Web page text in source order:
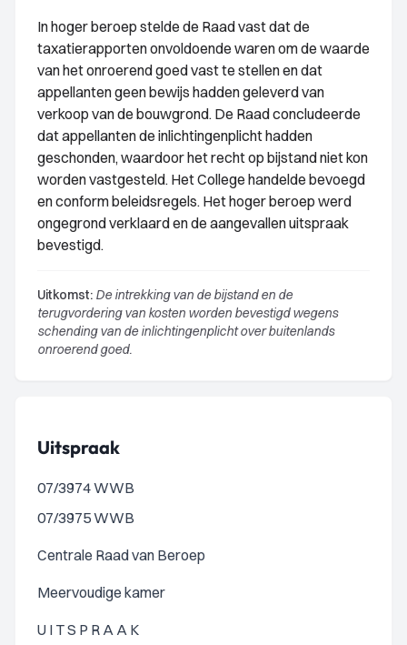
In hoger beroep stelde de Raad vast dat de
taxatierapporten onvoldoende waren om de waarde
van het onroerend goed vast te stellen en dat
appellanten geen bewijs hadden geleverd van
verkoop van de bouwgrond. De Raad concludeerde
dat appellanten de inlichtingenplicht hadden
geschonden, waardoor het recht op bijstand niet kon
worden vastgesteld. Het College handelde bevoegd
en conform beleidsregels. Het hoger beroep werd
ongegrond verklaard en de aangevallen uitspraak
bevestigd.
Uitkomst: De intrekking van de bijstand en de
terugvordering van kosten worden bevestigd wegens
schending van de inlichtingenplicht over buitenlands
onroerend goed.
Uitspraak
07/3974 WWB
07/3975 WWB
Centrale Raad van Beroep
Meervoudige kamer
U I T S P R A A K